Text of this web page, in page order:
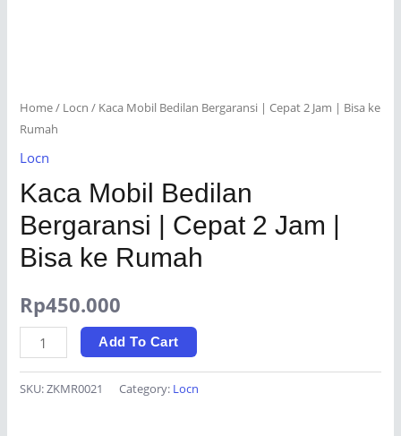
Home/ Locn / Kaca Mobil Bedilan Bergaransi | Cepat 2 Jam | Bisa ke
Rumah
Locn
Kaca Mobil Bedilan
Bergaransi | Cepat 2 Jam |
Bisa ke Rumah
Rp450.000
Kaca
Mobil
Bedilan
Add To Cart
SKU:ZKMR0021 Category: Locn